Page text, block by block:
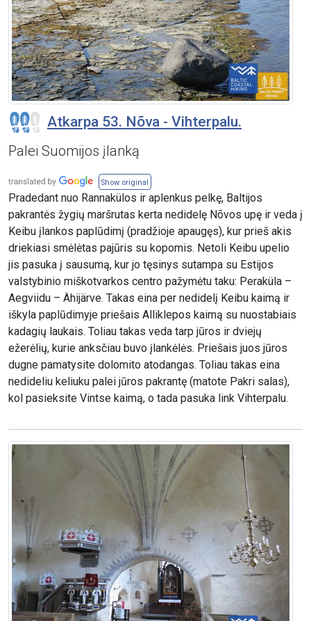
Atkarpa 53. Nõva - Vihterpalu.
Palei Suomijos įlanką
Show original
Pradedant nuo Rannakülos ir aplenkus pelkę, Baltijos
pakrantės žygių maršrutas kerta nedidelę Nõvos upę ir veda į
Keibu įlankos paplūdimį (pradžioje apaugęs), kur prieš akis
driekiasi smėlėtas pajūris su kopomis. Netoli Keibu upelio
jis pasuka į sausumą, kur jo tęsinys sutampa su Estijos
valstybinio miškotvarkos centro pažymėtu taku: Peraküla –
Aegviidu – Ähijärve. Takas eina per nedidelį Keibu kaimą ir
iškyla paplūdimyje priešais Alliklepos kaimą su nuostabiais
kadagių laukais. Toliau takas veda tarp jūros ir dviejų
ežerėlių, kurie anksčiau buvo įlankėlės. Priešais juos jūros
dugne pamatysite dolomito atodangas. Toliau takas eina
nedideliu keliuku palei jūros pakrantę (matote Pakri salas),
kol pasieksite Vintse kaimą, o tada pasuka link Vihterpalu.